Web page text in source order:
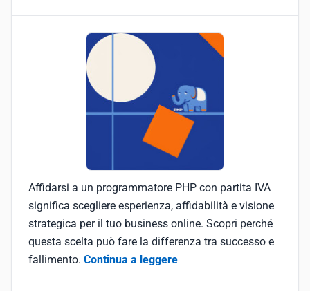
Affidarsi a un programmatore PHP con partita IVA
significa scegliere esperienza, affidabilità e visione
strategica per il tuo business online. Scopri perché
questa scelta può fare la differenza tra successo e
fallimento. Continua a leggere